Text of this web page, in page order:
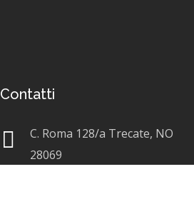
Contatti
C. Roma 128/a Trecate, NO
28069